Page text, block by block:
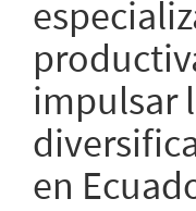
impulsar
en